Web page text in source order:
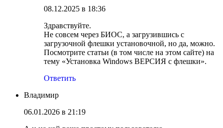
08.12.2025 в 18:36
Здравствуйте.
Не совсем через БИОС, а загрузившись с
загрузочной флешки установочной, но да, можно.
Посмотрите статьи (в том числе на этом сайте) на
тему «Установка Windows ВЕРСИЯ с флешки».
Ответить
Владимир
06.01.2026 в 21:19